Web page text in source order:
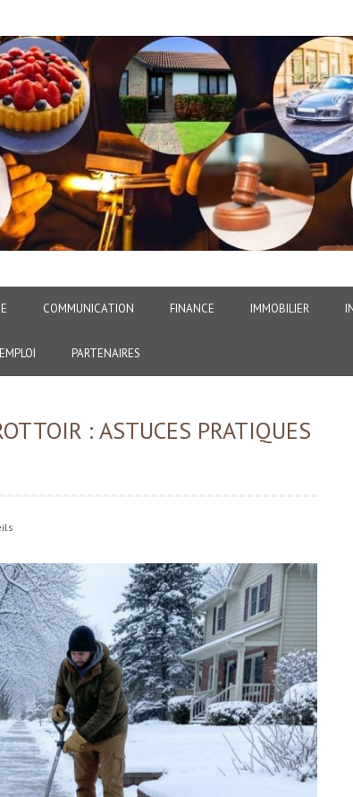
COMMUNICATION FINANCE IMMOBILIER
EMPLOI PARTENAIRES
: ASTUCES PRATIQUES